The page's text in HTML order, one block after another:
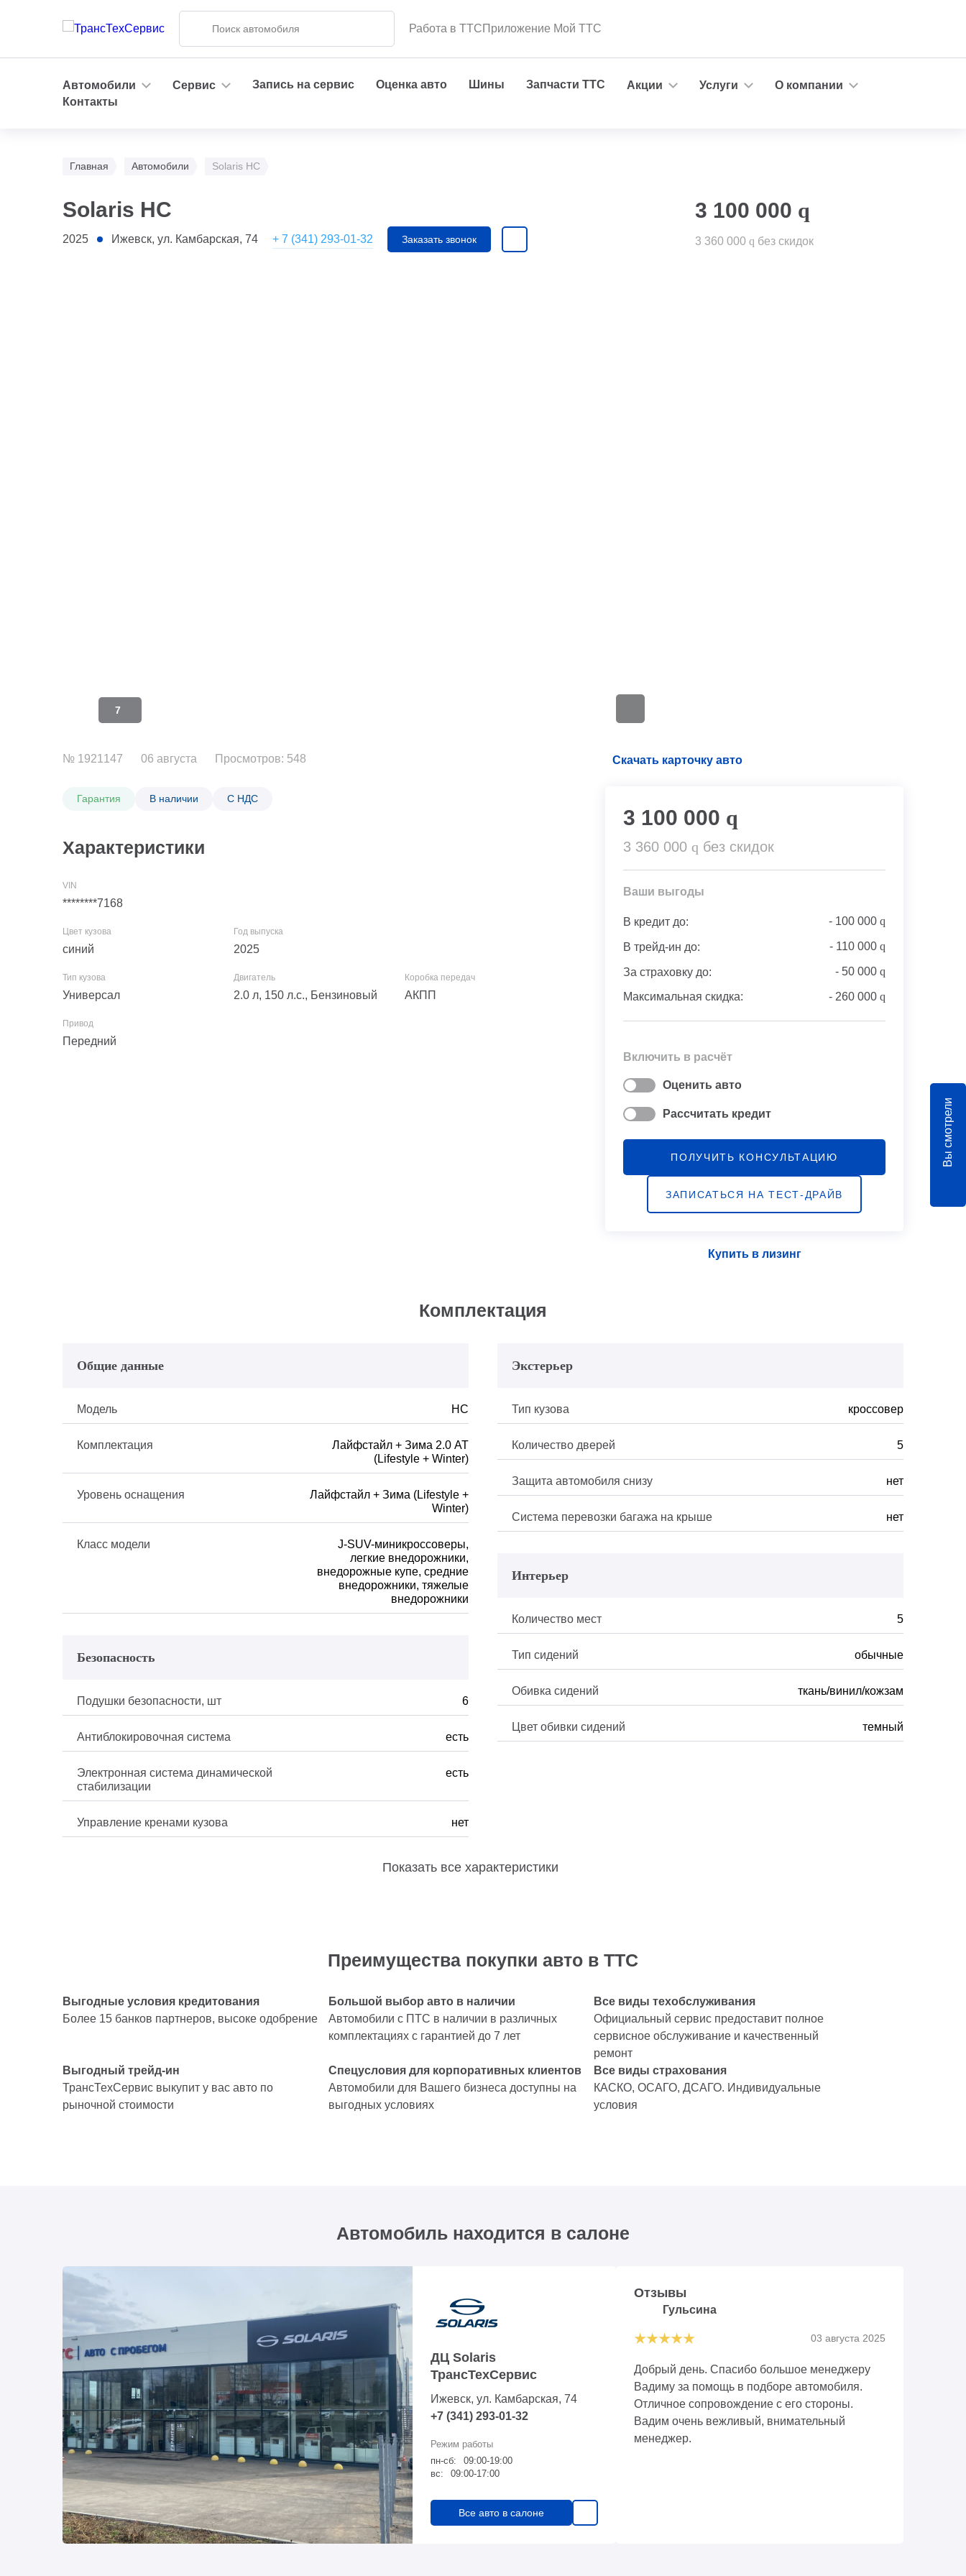
Работа в ТТСПриложение Мой ТТС
Автомобили Сервис Запись на сервис Оценка авто Шины Запчасти ТТС Акции Услуги
О компании
Контакты
Главная Автомобили Solaris HC
Solaris HC
2025 Ижевск, ул. Камбарская, 74 + 7 (341) 293-01-32 Заказать звонок
3 100 000 q
3 360 000 q без скидок
7
№ 1921147 06 августа Просмотров: 548
Гарантия В наличии С НДС
Характеристики
********7168
синий 2025
Универсал 2.0 л, 150 л.с., Бензиновый АКПП
Передний
Скачать карточку авто
3 100 000 q
3 360 000 q без скидок
Ваши выгоды
В кредит до: - 100 000 q
В трейд-ин до: - 110 000 q
За страховку до: - 50 000 q
Максимальная скидка: - 260 000 q
Включить в расчёт
Оценить авто
Рассчитать кредит
ПОЛУЧИТЬ КОНСУЛЬТАЦИЮ
ЗАПИСАТЬСЯ НА ТЕСТ-ДРАЙВ
Купить в лизинг
Комплектация
Общие данные
Модель HC
Комплектация
Лайфстайл + Зима 2.0 АТ
(Lifestyle + Winter)
Уровень оснащения
Лайфстайл + Зима (Lifestyle +
Winter)
Класс модели
J-SUV-миникроссоверы,
легкие внедорожники,
внедорожные купе, средние
внедорожники, тяжелые
внедорожники
Экстерьер
Тип кузова кроссовер
Количество дверей 5
Защита автомобиля снизу нет
Система перевозки багажа на крыше нет
Интерьер
Количество мест 5
Тип сидений обычные
Обивка сидений ткань/винил/кожзам
Цвет обивки сидений темный
Безопасность
Подушки безопасности, шт 6
Антиблокировочная система есть
Электронная система динамической
стабилизации
есть
Управление кренами кузова нет
Показать все характеристики
Преимущества покупки авто в ТТС
Выгодные условия кредитования
Более 15 банков партнеров, высоке одобрение
Большой выбор авто в наличии
Автомобили с ПТС в наличии в различных
комплектациях с гарантией до 7 лет
Все виды техобслуживания
Официальный сервис предоставит полное
сервисное обслуживание и качественный
ремонт
Выгодный трейд-ин
ТрансТехСервис выкупит у вас авто по
рыночной стоимости
Спецусловия для корпоративных клиентов
Автомобили для Вашего бизнеса доступны на
выгодных условиях
Все виды страхования
КАСКО, ОСАГО, ДСАГО. Индивидуальные
условия
Автомобиль находится в салоне
ДЦ Solaris
ТрансТехСервис
Ижевск, ул. Камбарская, 74
+7 (341) 293-01-32
пн-сб:
09:00-19:00
вс:
09:00-17:00
Все авто в салоне
Отзывы
Гульсина
03 августа 2025
Добрый день. Спасибо большое менеджеру
Вадиму за помощь в подборе автомобиля.
Отличное сопровождение с его стороны.
Вадим очень вежливый, внимательный
менеджер.
Вы смотрели